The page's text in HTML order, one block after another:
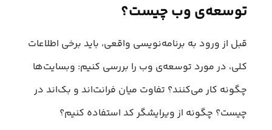
توسعه‌ی وب چیست؟
قبل از ورود به برنامه‌نویسی واقعی، باید برخی اطلاعات
کلی، در مورد توسعه‌ی وب را بررسی کنیم: وبسایت‌ها
چگونه کار می‌کنند؟ تفاوت میان فرانت‌اند و بک‌اند در
چیست؟ چگونه از ویرایشگر کد استفاده کنیم؟